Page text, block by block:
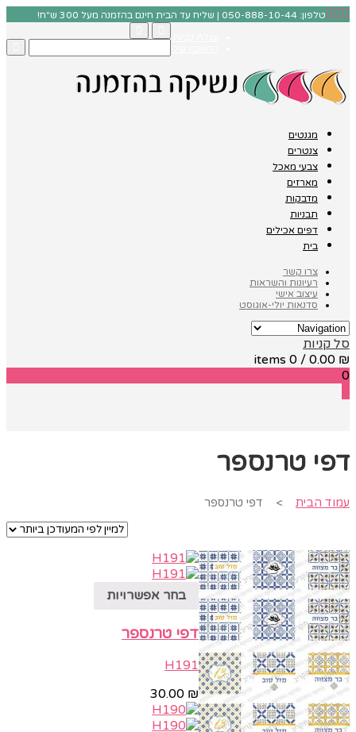
טלפון: 050-888-10-44 | שליח עד הבית חינם בהזמנה מעל 300 ש"ח!
מגנטים
צנטרים
צבעי מאכל
מארזים
מדבקות
תבניות
דפים אכילים
בית
צרו קשר
רעיונות והשראות
עיצוב אישי
סדנאות יולי-אוגוסט
סל קניות
0.00 ₪
/ 0 items
0
דפי טרנספר
עמוד הבית > דפי טרנספר
בחר אפשרויות
דפי טרנספר
H191
30.00 ₪